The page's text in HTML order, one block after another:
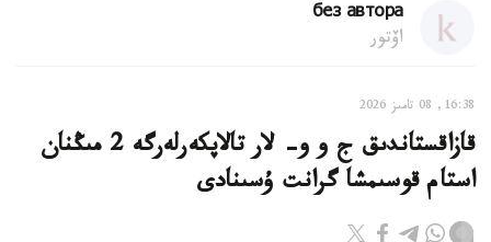
без автора
اۆتور
16:38, 08 تامىز 2026
قازاقستاندىق ج و و- لار تالاپكەرلەرگە 2 مىڭنان
استام قوسىمشا گرانت ۇسىنادى